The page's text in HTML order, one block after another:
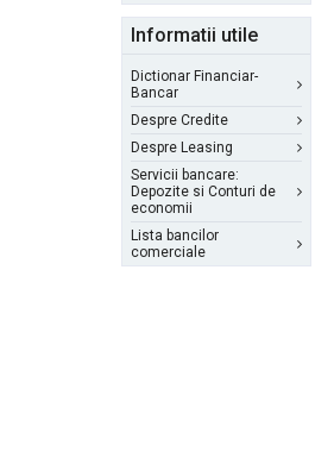
Informatii utile
Dictionar Financiar-
Bancar
Despre Credite
Despre Leasing
Servicii bancare:
Depozite si Conturi de
economii
Lista bancilor
comerciale